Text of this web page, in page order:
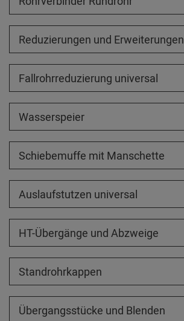
Reduzierungen und Erweiterungen
Fallrohrreduzierung universal
Wasserspeier
Schiebemuffe mit Manschette
Auslaufstutzen universal
HT-Übergänge und Abzweige
Standrohrkappen
Übergangsstücke und Blenden